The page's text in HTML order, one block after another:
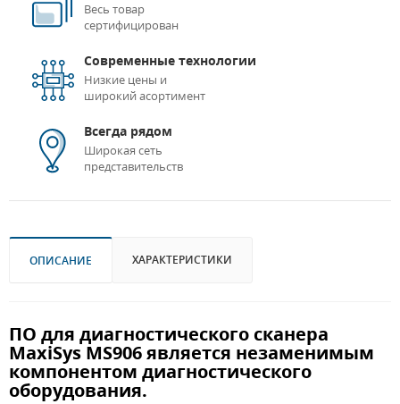
Весь товар
сертифицирован
Современные технологии
Низкие цены и
широкий асортимент
Всегда рядом
Широкая сеть
представительств
ОПИСАНИЕ ХАРАКТЕРИСТИКИ
ПО для диагностического сканера
MaxiSys MS906 является незаменимым
компонентом диагностического
оборудования.